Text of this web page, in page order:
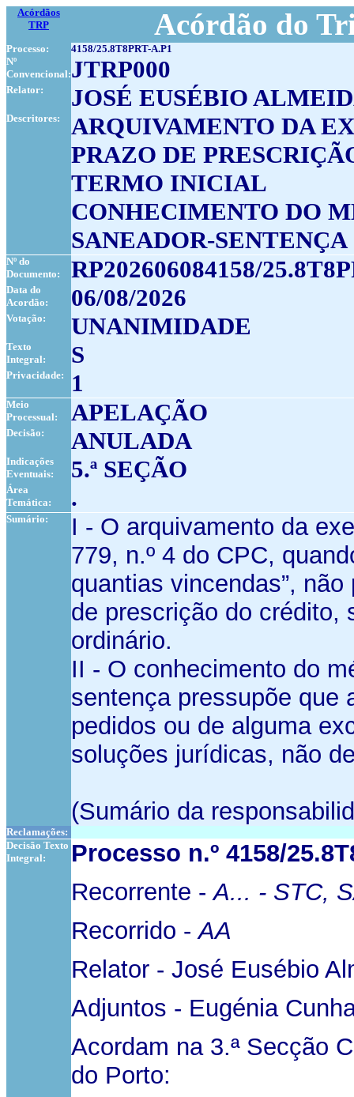
Acórdãos
TRP
Acórdão do
Processo:
4158/25.8T8PRT-A.P1
Nº
Convencional:JTRP000
Relator: JOSÉ EUSÉBIO
Descritores:
ARQUIVAMENTO DA
PRAZO DE
TERMO INICIAL
CONHECIMENTO DO
SANEADOR-SENTENÇA
Nº do
Documento:
RP202606084158/
Data do
Acordão:
06/08/2026
Votação: UNANIMIDADE
Texto
Integral:
S
Privacidade: 1
Meio
Processual:
APELAÇÃO
Decisão: ANULADA
Indicações
Eventuais:
5.ª SEÇÃO
Área
Temática:
.
Sumário:
I - O arquivamento da
779, n.º 4 do CPC,
quantias vincendas”,
de prescrição do crédito,
ordinário.
II - O conhecimento do
sentença pressupõe que
pedidos ou de alguma
soluções jurídicas, não
(Sumário da
Reclamações:
Decisão Texto
Integral:
Processo n.º 4158/
Recorrente -A... - STC,
Recorrido -AA
Relator - José Eusébio
Adjuntos - Eugénia
Acordam na 3.ª Secção
do Porto: